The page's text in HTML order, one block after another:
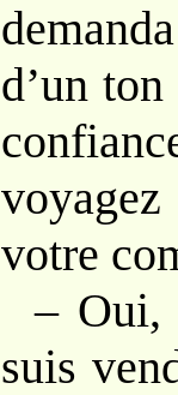
d’un
votre
– Oui,
suis